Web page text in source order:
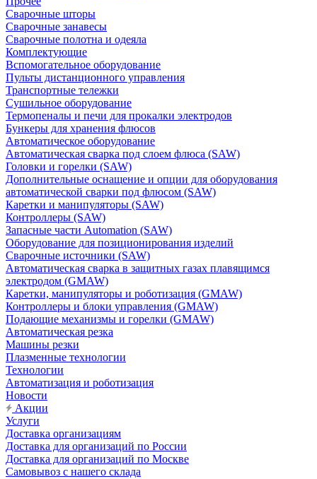
Сварочные шторы
Сварочные занавесы
Сварочные полотна и одеяла
Комплектующие
Вспомогательное оборудование
Пульты дистанционного управления
Транспортные тележки
Сушильное оборудование
Термопеналы и печи для прокалки электродов
Бункеры для хранения флюсов
Автоматическое оборудование
Автоматическая сварка под слоем флюса (SAW)
Головки и горелки (SAW)
Дополнительные оснащение и опции для оборудования
автоматической сварки под флюсом (SAW)
Каретки и манипуляторы (SAW)
Контроллеры (SAW)
Запасные части Automation (SAW)
Оборудование для позиционирования изделий
Сварочные источники (SAW)
Автоматическая сварка в защитных газах плавящимся
электродом (GMAW)
Каретки, манипуляторы и роботизация (GMAW)
Контроллеры и блоки управления (GMAW)
Подающие механизмы и горелки (GMAW)
Автоматическая резка
Машины резки
Плазменные технологии
Технологии
Автоматизация и роботизация
Новости
Акции
Услуги
Доставка организациям
Доставка для организаций по России
Доставка для организаций по Москве
Самовывоз с нашего склада